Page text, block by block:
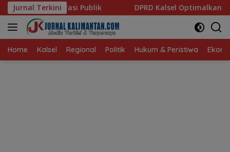
Langsung
ke
konten
Jurnal Terkini‎DPRD Kalsel Optimalkan Aset Badan Penghubung
Home Kalsel Regional Politik Hukum & Peristiwa